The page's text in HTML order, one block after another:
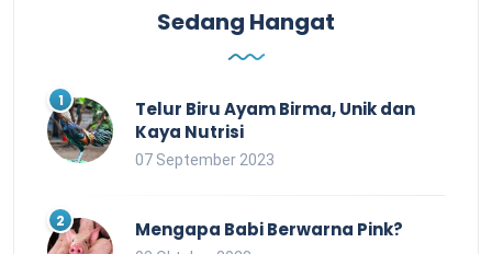
Sedang Hangat
Telur Biru Ayam Birma, Unik dan
Kaya Nutrisi
07 September 2023
Mengapa Babi Berwarna Pink?